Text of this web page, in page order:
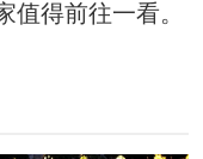
得前往一看。